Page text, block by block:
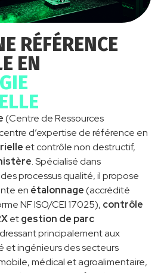
RÉFÉRENCE
EN
(Centre de Ressources
d’expertise de référence en
et contrôle non destructif,
. Spécialisé dans
processus qualité, il propose
en étalonnage(accrédité
NF ISO/CEI 17025), contrôle
etgestion de parc
principalement aux
et ingénieurs des secteurs
médical et agroalimentaire,